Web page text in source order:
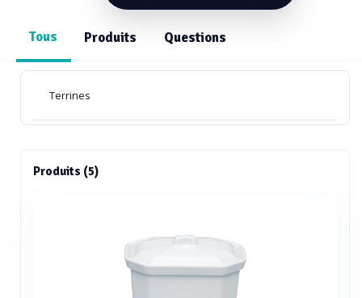
Tous Produits Questions
Terrines
Produits (5)